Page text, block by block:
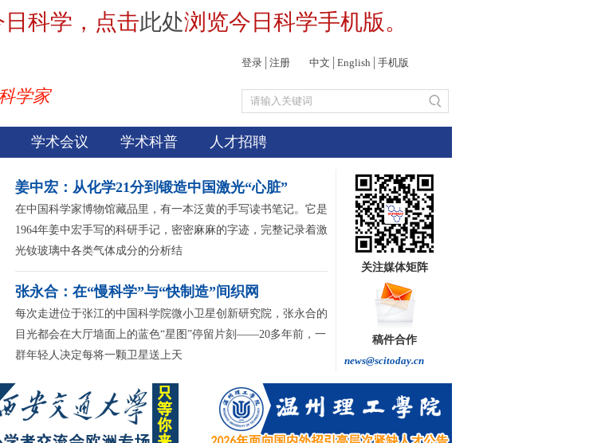
科学，点击此处浏览今日科学手机版。
学家
登录 注册 中文 English 手机版
学术会议 学术科普 人才招聘
85岁诺奖得主：做学问简直是世界上最有趣的事情 王继红: 做自主创新的“追光者”
姜中宏：从化学21分到锻造中国激光“心脏”
在中国科学家博物馆藏品里，有一本泛黄的手写读书笔记。它是
1964年姜中宏手写的科研手记，密密麻麻的字迹，完整记录着激
光钕玻璃中各类气体成分的分析结
张永合：在“慢科学”与“快制造”间织网
每次走进位于张江的中国科学院微小卫星创新研究院，张永合的
目光都会在大厅墙面上的蓝色“星图”停留片刻——20多年前，一
群年轻人决定每将一颗卫星送上天
关注媒体矩阵
稿件合作
news@scitoday.cn